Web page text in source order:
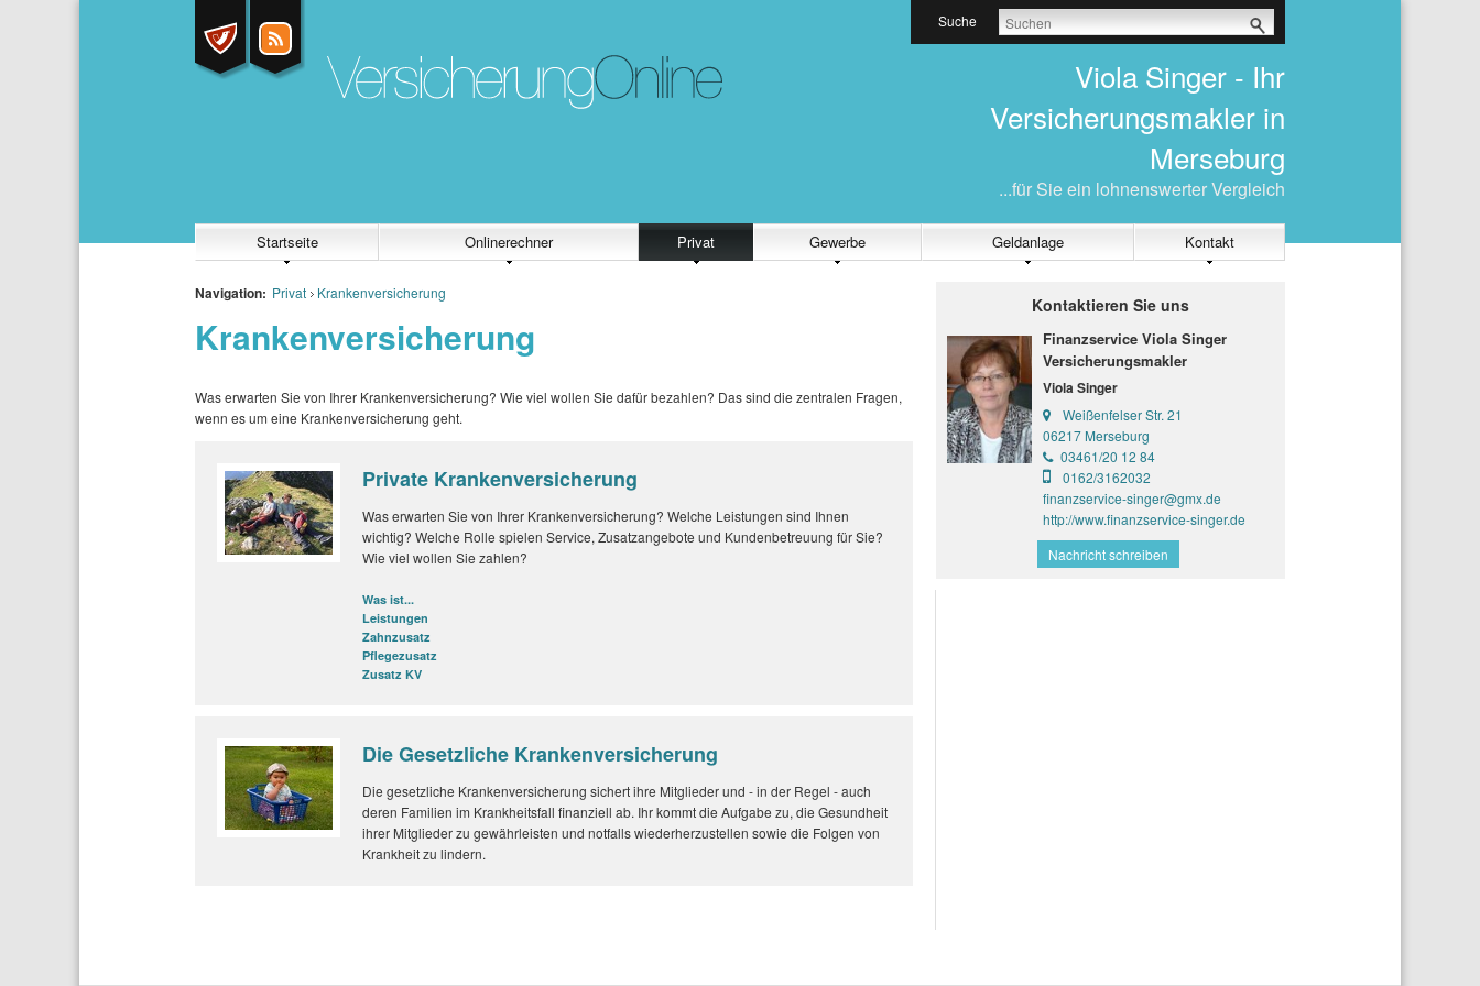
Suche
Viola Singer - Ihr
Versicherungsmakler in
Merseburg
...für Sie ein lohnenswerter Vergleich
Startseite Onlinerechner Privat Gewerbe Geldanlage Kontakt
Navigation: Privat Krankenversicherung
Krankenversicherung
Was erwarten Sie von Ihrer Krankenversicherung? Wie viel wollen Sie dafür bezahlen? Das sind die zentralen Fragen,
wenn es um eine Krankenversicherung geht.
Private Krankenversicherung
Was erwarten Sie von Ihrer Krankenversicherung? Welche Leistungen sind Ihnen
wichtig? Welche Rolle spielen Service, Zusatzangebote und Kundenbetreuung für Sie?
Wie viel wollen Sie zahlen?
Was ist...
Leistungen
Zahnzusatz
Pflegezusatz
Zusatz KV
Die Gesetzliche Krankenversicherung
Die gesetzliche Krankenversicherung sichert ihre Mitglieder und - in der Regel - auch
deren Familien im Krankheitsfall finanziell ab. Ihr kommt die Aufgabe zu, die Gesundheit
ihrer Mitglieder zu gewährleisten und notfalls wiederherzustellen sowie die Folgen von
Krankheit zu lindern.
Kontaktieren Sie uns
Finanzservice Viola Singer
Versicherungsmakler
Viola Singer
Weißenfelser Str. 21
06217 Merseburg
03461/20 12 84
0162/3162032
finanzservice-singer@gmx.de
http://www.finanzservice-singer.de
Nachricht schreiben